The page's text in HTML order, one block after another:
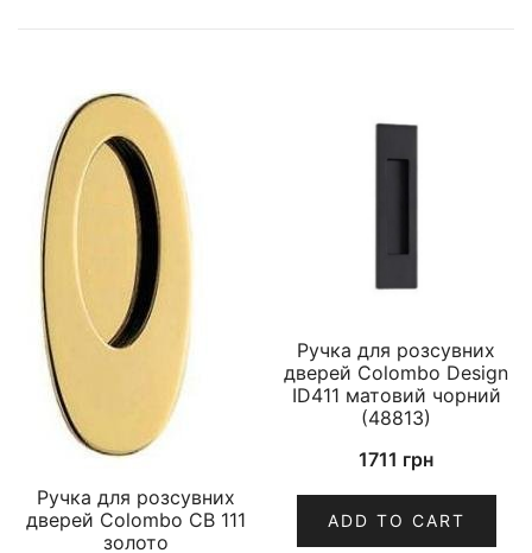
Ручка для розсувних
дверей Colombo CB 111
золото
Ручка для розсувних
дверей Colombo Design
ID411 матовий чорний
(48813)
1711 грн
ADD TO CART